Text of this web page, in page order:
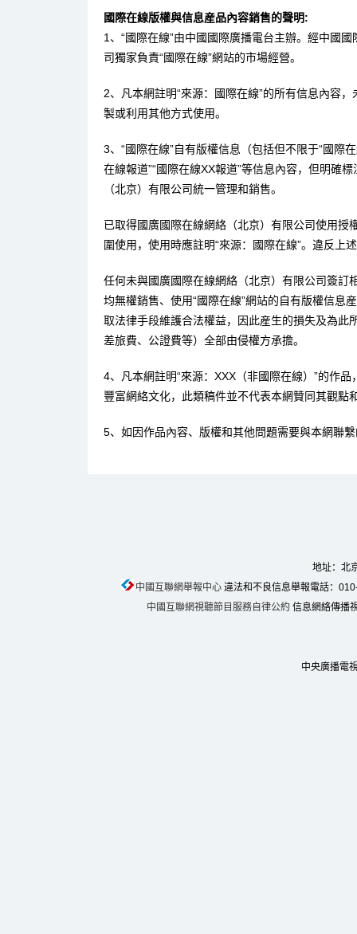
國際在線版權與信息産品內容銷售的聲明:
1、“國際在線”由中國國際廣播電台主辦。經中國
司獨家負責“國際在線”網站的市場經營。
2、凡本網註明“來源：國際在線”的所有信息內容
製或利用其他方式使用。
3、“國際在線”自有版權信息（包括但不限于“國際
在線報道”“國際在線XX報道”等信息內容，但明確
（北京）有限公司統一管理和銷售。
已取得國廣國際在線網絡（北京）有限公司使用
圍使用，使用時應註明“來源：國際在線”。違反上
任何未與國廣國際在線網絡（北京）有限公司簽訂
均無權銷售、使用“國際在線”網站的自有版權信息
取法律手段維護合法權益，因此産生的損失及為此
差旅費、公證費等）全部由侵權方承擔。
4、凡本網註明“來源：XXX（非國際在線）”的作
豐富網絡文化，此類稿件並不代表本網贊同其觀點
5、如因作品內容、版權和其他問題需要與本網聯
地址：北
中國互聯網舉報中心違法和不良信息舉報電話：
中國互聯網視聽節目服務自律公約 信息網絡傳播
中央廣播電